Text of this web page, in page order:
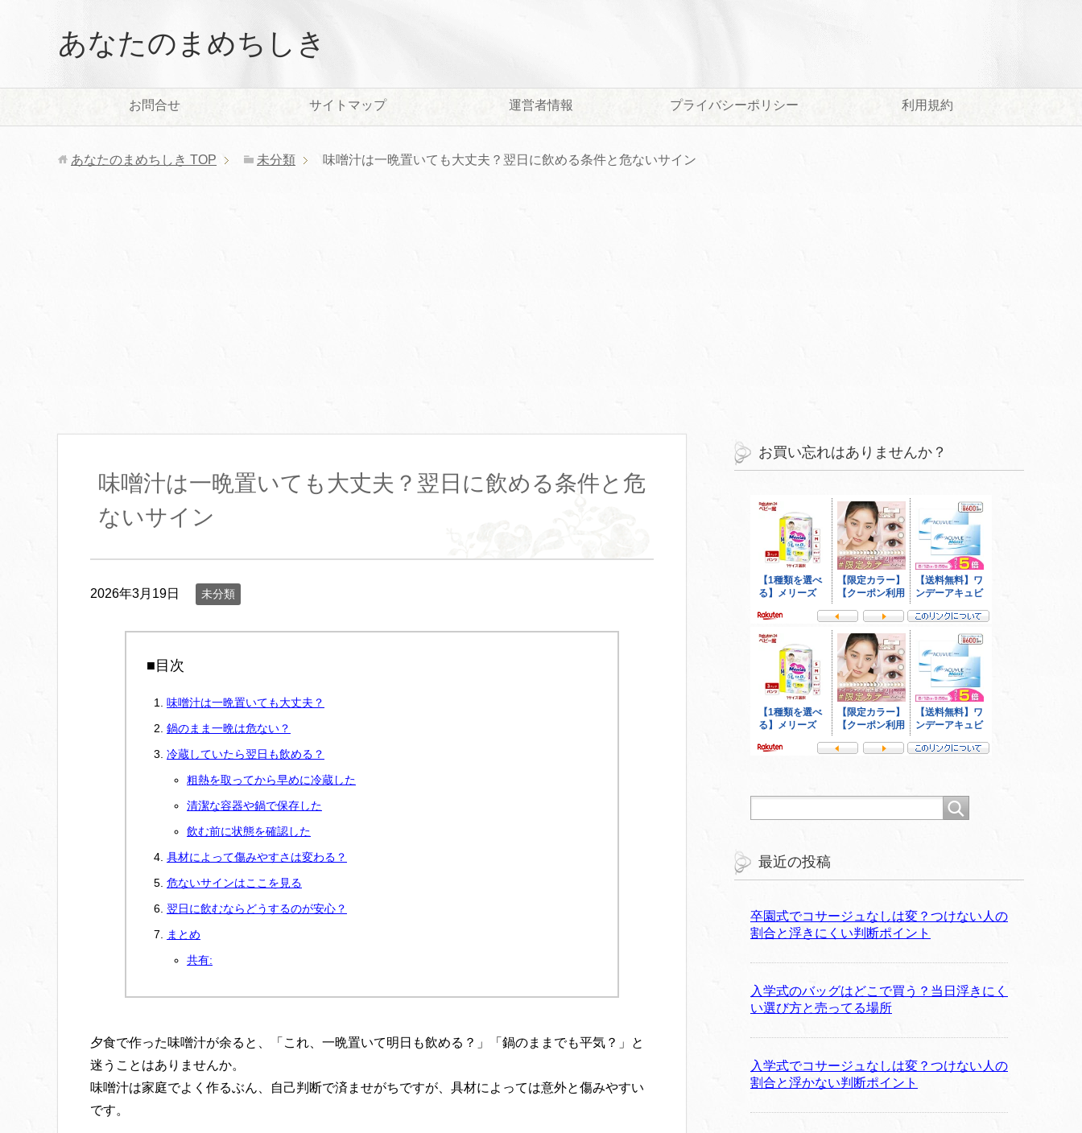
あなたのまめちしき
お問合せ サイトマップ 運営者情報 プライバシーポリシー 利用規約
あなたのまめちしき TOP 未分類 味噌汁は一晩置いても大丈夫？翌日に飲める条件と危ないサイン
味噌汁は一晩置いても大丈夫？翌日に飲める条件と危
ないサイン
2026年3月19日 未分類
■目次
味噌汁は一晩置いても大丈夫？
鍋のまま一晩は危ない？
冷蔵していたら翌日も飲める？
粗熱を取ってから早めに冷蔵した
清潔な容器や鍋で保存した
飲む前に状態を確認した
具材によって傷みやすさは変わる？
危ないサインはここを見る
翌日に飲むならどうするのが安心？
まとめ
共有:
夕食で作った味噌汁が余ると、「これ、一晩置いて明日も飲める？」「鍋のままでも平気？」と
迷うことはありませんか。
味噌汁は家庭でよく作るぶん、自己判断で済ませがちですが、具材によっては意外と傷みやすい
です。
お買い忘れはありませんか？
最近の投稿
卒園式でコサージュなしは変？つけない人の
割合と浮きにくい判断ポイント
入学式のバッグはどこで買う？当日浮きにく
い選び方と売ってる場所
入学式でコサージュなしは変？つけない人の
割合と浮かない判断ポイント